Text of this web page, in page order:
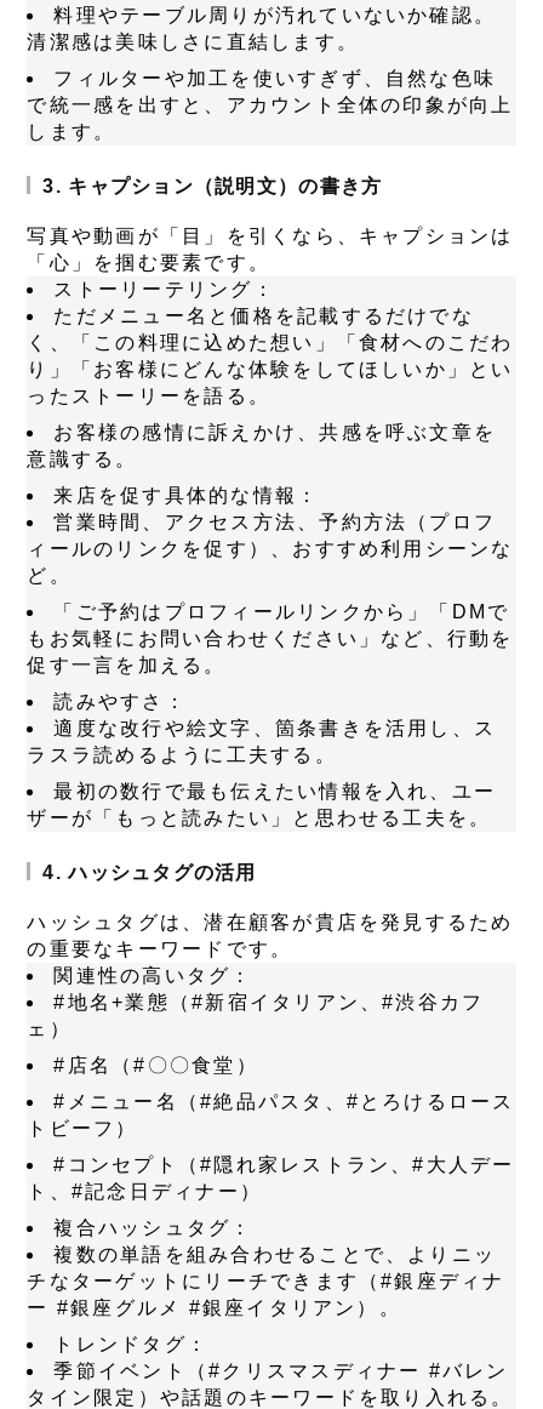
料理やテーブル周りが汚れていないか確認。
清潔感は美味しさに直結します。
フィルターや加工を使いすぎず、自然な色味
で統一感を出すと、アカウント全体の印象が向上
します。
3. キャプション（説明文）の書き方
写真や動画が「目」を引くなら、キャプションは
「心」を掴む要素です。
ストーリーテリング：
ただメニュー名と価格を記載するだけでな
く、「この料理に込めた想い」「食材へのこだわ
り」「お客様にどんな体験をしてほしいか」とい
ったストーリーを語る。
お客様の感情に訴えかけ、共感を呼ぶ文章を
意識する。
来店を促す具体的な情報：
営業時間、アクセス方法、予約方法（プロフ
ィールのリンクを促す）、おすすめ利用シーンな
ど。
「ご予約はプロフィールリンクから」「DMで
もお気軽にお問い合わせください」など、行動を
促す一言を加える。
読みやすさ：
適度な改行や絵文字、箇条書きを活用し、ス
ラスラ読めるように工夫する。
最初の数行で最も伝えたい情報を入れ、ユー
ザーが「もっと読みたい」と思わせる工夫を。
4. ハッシュタグの活用
ハッシュタグは、潜在顧客が貴店を発見するため
の重要なキーワードです。
関連性の高いタグ：
#地名+業態（#新宿イタリアン、#渋谷カフ
ェ）
#店名（#〇〇食堂）
#メニュー名（#絶品パスタ、#とろけるロース
トビーフ）
#コンセプト（#隠れ家レストラン、#大人デー
ト、#記念日ディナー）
複合ハッシュタグ：
複数の単語を組み合わせることで、よりニッ
チなターゲットにリーチできます（#銀座ディナ
ー #銀座グルメ #銀座イタリアン）。
トレンドタグ：
季節イベント（#クリスマスディナー #バレン
タイン限定）や話題のキーワードを取り入れる。